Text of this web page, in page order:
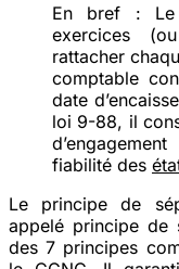
En bref :
exercices
rattacher
comptable
date
loi 9-88, il
fiabilité des
Le principe de
appelé principe de
des 7 principes